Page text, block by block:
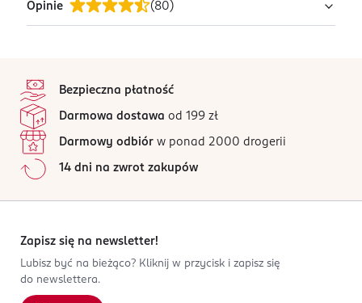
PRODUCENT/PODMIOT ODPOWIEDZIALNY
Dirk Rossmann GmbH
Burgwedel
product@rossmann.info
48426139700
DE-Niemcy
Kod EAN
Opinie (80 )
Wszystkie opinie są zweryfikowane zakupem.
4
0%
2
1
0%
Bezpieczna płatność
Darmowa dostawa od 199 zł
Darmowy odbiór w ponad 2000 drogerii
14 dni na zwrot zakupów
Zapisz się na newsletter!
Lubisz być na bieżąco? Kliknij w przycisk i zapisz się
do newslettera.